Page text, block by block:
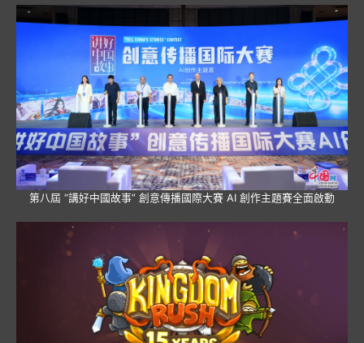
第八屆 “講好中國故事” 創意傳播國際大賽 AI 創作主題賽全面啟動